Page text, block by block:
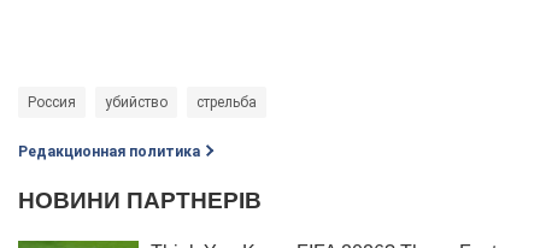
Россия убийство стрельба
Редакционная политика